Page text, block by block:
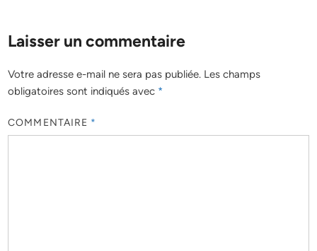
Laisser un commentaire
Votre adresse e-mail ne sera pas publiée. Les champs
obligatoires sont indiqués avec *
COMMENTAIRE *